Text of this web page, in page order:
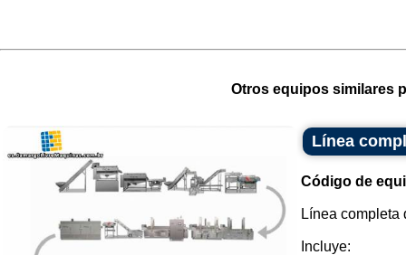
Otros equipos similares
Línea
Código de
Línea completa
Incluye: